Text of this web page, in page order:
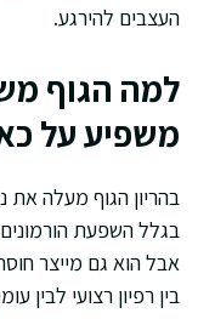
העצבים להירגע.
למה הגוף
משפיע על
בהריון הגוף מעלה
בגלל השפעת
אבל הוא גם מייצר
בין רפיון רצועי לבין